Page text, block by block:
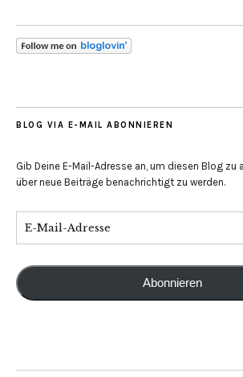
BLOG VIA E-MAIL ABONNIEREN
Gib Deine E-Mail-Adresse an, um diesen Blog zu
über neue Beiträge benachrichtigt zu werden.
Abonnieren